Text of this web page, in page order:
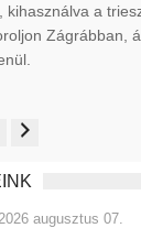
kihasználva a
Zágrábban,
2026 augusztus 07.